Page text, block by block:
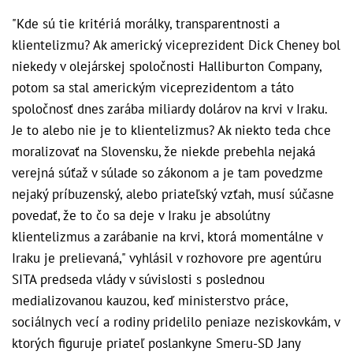
"Kde sú tie kritériá morálky, transparentnosti a
klientelizmu? Ak americký viceprezident Dick Cheney bol
niekedy v olejárskej spoločnosti Halliburton Company,
potom sa stal americkým viceprezidentom a táto
spoločnosť dnes zarába miliardy dolárov na krvi v Iraku.
Je to alebo nie je to klientelizmus? Ak niekto teda chce
moralizovať na Slovensku, že niekde prebehla nejaká
verejná súťaž v súlade so zákonom a je tam povedzme
nejaký príbuzenský, alebo priateľský vzťah, musí súčasne
povedať, že to čo sa deje v Iraku je absolútny
klientelizmus a zarábanie na krvi, ktorá momentálne v
Iraku je prelievaná," vyhlásil v rozhovore pre agentúru
SITA predseda vlády v súvislosti s poslednou
medializovanou kauzou, keď ministerstvo práce,
sociálnych vecí a rodiny pridelilo peniaze neziskovkám, v
ktorých figuruje priateľ poslankyne Smeru-SD Jany